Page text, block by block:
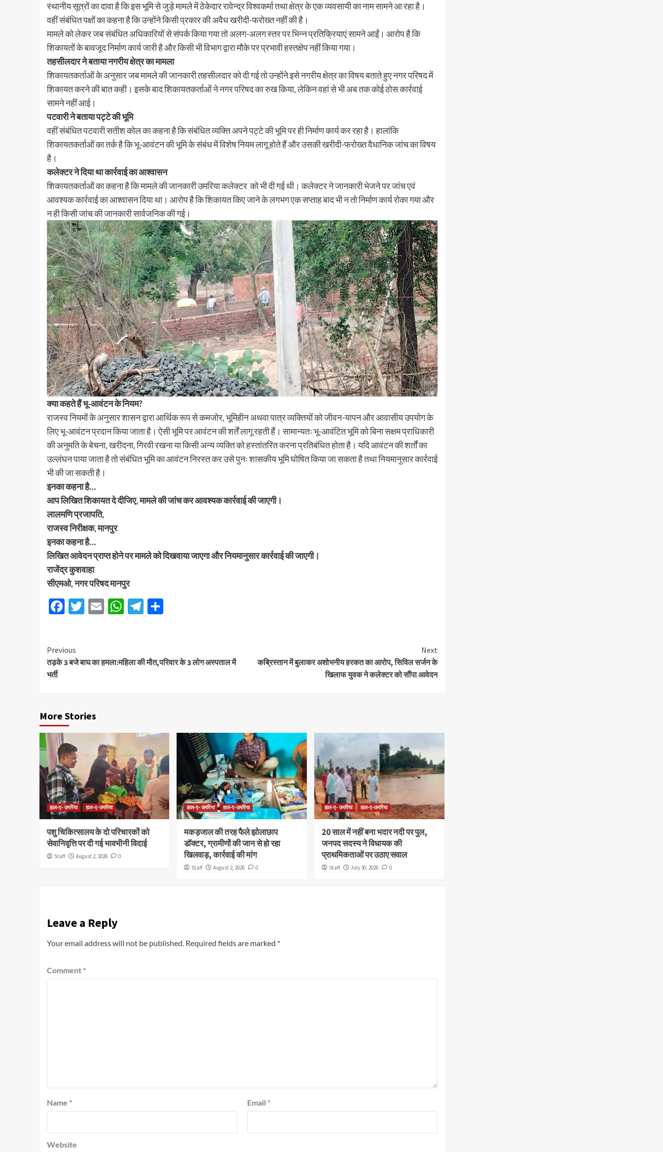
स्थानीय सूत्रों का दावा है कि इस भूमि से जुड़े मामले में ठेकेदार रावेन्द्र विश्वकर्मा तथा क्षेत्र के एक व्यवसायी का नाम सामने आ रहा है।
वहीं संबंधित पक्षों का कहना है कि उन्होंने किसी प्रकार की अवैध खरीदी-फरोख्त नहीं की है।
मामले को लेकर जब संबंधित अधिकारियों से संपर्क किया गया तो अलग-अलग स्तर पर भिन्न प्रतिक्रियाएं सामने आईं। आरोप है कि
शिकायतों के बावजूद निर्माण कार्य जारी है और किसी भी विभाग द्वारा मौके पर प्रभावी हस्तक्षेप नहीं किया गया।
तहसीलदार ने बताया नगरीय क्षेत्र का मामला
शिकायतकर्ताओं के अनुसार जब मामले की जानकारी तहसीलदार को दी गई तो उन्होंने इसे नगरीय क्षेत्र का विषय बताते हुए नगर परिषद में
शिकायत करने की बात कही। इसके बाद शिकायतकर्ताओं ने नगर परिषद का रुख किया, लेकिन वहां से भी अब तक कोई ठोस कार्रवाई
सामने नहीं आई।
पटवारी ने बताया पट्टे की भूमि
वहीं संबंधित पटवारी सतीश कोल का कहना है कि संबंधित व्यक्ति अपने पट्टे की भूमि पर ही निर्माण कार्य कर रहा है। हालांकि
शिकायतकर्ताओं का तर्क है कि भू-आवंटन की भूमि के संबंध में विशेष नियम लागू होते हैं और उसकी खरीदी-फरोख्त वैधानिक जांच का विषय
है।
कलेक्टर ने दिया था कार्रवाई का आश्वासन
शिकायतकर्ताओं का कहना है कि मामले की जानकारी उमरिया कलेक्टर को भी दी गई थी। कलेक्टर ने जानकारी भेजने पर जांच एवं
आवश्यक कार्रवाई का आश्वासन दिया था। आरोप है कि शिकायत किए जाने के लगभग एक सप्ताह बाद भी न तो निर्माण कार्य रोका गया और
न ही किसी जांच की जानकारी सार्वजनिक की गई।
क्या कहते हैं भू-आवंटन के नियम?
राजस्व नियमों के अनुसार शासन द्वारा आर्थिक रूप से कमजोर, भूमिहीन अथवा पात्र व्यक्तियों को जीवन-यापन और आवासीय उपयोग के
लिए भू-आवंटन प्रदान किया जाता है। ऐसी भूमि पर आवंटन की शर्तें लागू रहती हैं। सामान्यतः भू-आवंटित भूमि को बिना सक्षम प्राधिकारी
की अनुमति के बेचना, खरीदना, गिरवी रखना या किसी अन्य व्यक्ति को हस्तांतरित करना प्रतिबंधित होता है। यदि आवंटन की शर्तों का
उल्लंघन पाया जाता है तो संबंधित भूमि का आवंटन निरस्त कर उसे पुनः शासकीय भूमि घोषित किया जा सकता है तथा नियमानुसार कार्रवाई
भी की जा सकती है।
इनका कहना है…
आप लिखित शिकायत दे दीजिए, मामले की जांच कर आवश्यक कार्रवाई की जाएगी।
लालमणि प्रजापति,
राजस्व निरीक्षक, मानपुर
इनका कहना है…
लिखित आवेदन प्राप्त होने पर मामले को दिखवाया जाएगा और नियमानुसार कार्रवाई की जाएगी।
राजेंद्र कुशवाहा
सीएमओ, नगर परिषद मानपुर
Facebook
Twitter
EmailWhatsApp
Telegram
Share
Previous
तड़के 3 बजे बाघ का हमला:महिला की मौत,परिवार के 3 लोग अस्पताल में
भर्ती
Next
कब्रिस्तान में बुलाकर अशोभनीय हरकत का आरोप, सिविल सर्जन के
खिलाफ युवक ने कलेक्टर को सौंपा आवेदन
More Stories
हाल-ए- उमरिया हाल-ए-उमरिया
पशु चिकित्सालय के दो परिचारकों को
सेवानिवृत्ति पर दी गई भावभीनी विदाई
Staff August 2, 2026 0
हाल-ए- उमरिया हाल-ए-उमरिया
मकड़जाल की तरह फैले झोलाछाप
डॉक्टर, ग्रामीणों की जान से हो रहा
खिलवाड़, कार्रवाई की मांग
Staff August 2, 2026 0
हाल-ए- उमरिया हाल-ए-उमरिया
20 साल में नहीं बना भदार नदी पर पुल,
जनपद सदस्य ने विधायक की
प्राथमिकताओं पर उठाए सवाल
Staff July 30, 2026 0
Leave a Reply
Your email address will not be published. Required fields are marked *
Comment *
Name * Email *
Website